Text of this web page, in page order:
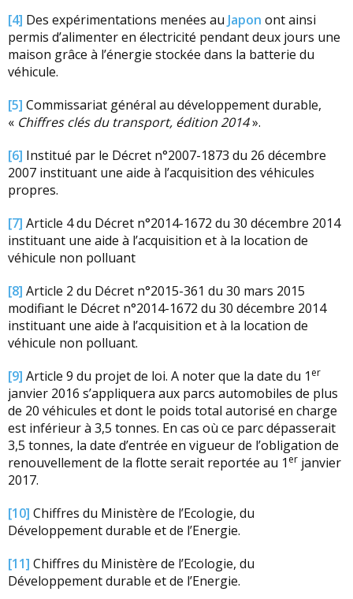
[4] Des expérimentations menées au Japon ont ainsi
permis d’alimenter en électricité pendant deux jours une
maison grâce à l’énergie stockée dans la batterie du
véhicule.
[5] Commissariat général au développement durable,
« Chiffres clés du transport, édition 2014».
[6] Institué par le Décret n°2007-1873 du 26 décembre
2007 instituant une aide à l’acquisition des véhicules
propres.
[7] Article 4 du Décret n°2014-1672 du 30 décembre 2014
instituant une aide à l’acquisition et à la location de
véhicule non polluant
[8] Article 2 du Décret n°2015-361 du 30 mars 2015
modifiant le Décret n°2014-1672 du 30 décembre 2014
instituant une aide à l’acquisition et à la location de
véhicule non polluant.
[9] Article 9 du projet de loi. A noter que la date du 1 er
janvier 2016 s’appliquera aux parcs automobiles de plus
de 20 véhicules et dont le poids total autorisé en charge
est inférieur à 3,5 tonnes. En cas où ce parc dépasserait
3,5 tonnes, la date d’entrée en vigueur de l’obligation de
renouvellement de la flotte serait reportée au 1 er janvier
2017.
[10] Chiffres du Ministère de l’Ecologie, du
Développement durable et de l’Energie.
[11] Chiffres du Ministère de l’Ecologie, du
Développement durable et de l’Energie.